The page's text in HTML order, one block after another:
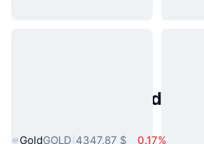
Activos del Mundo Real
GoldGOLD 4347,87 $ 0.17%